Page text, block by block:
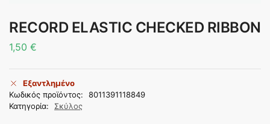
RECORD ELASTIC CHECKED RIBBON
1,50 €
Εξαντλημένο
Κωδικός προϊόντος:
8011391118849
Κατηγορία:
Σκύλος